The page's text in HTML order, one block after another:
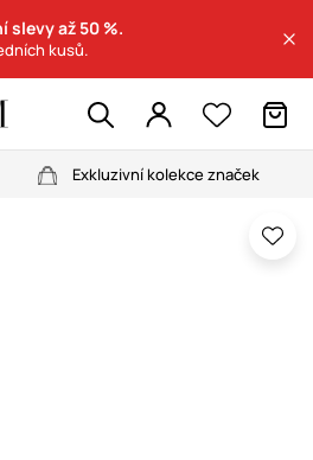
slevy až 50 %.
kusů.
Exkluzivní kolekce značek